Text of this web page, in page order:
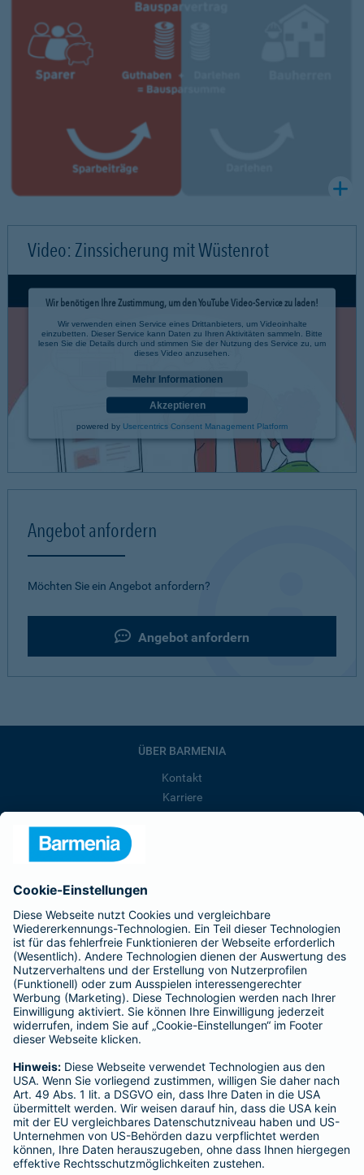
Video: Zinssicherung mit Wüstenrot
Wir benötigen Ihre Zustimmung, um den YouTube Video-Service zu laden!
Wir verwenden einen Service eines Drittanbieters, um Videoinhalte
einzubetten. Dieser Service kann Daten zu Ihren Aktivitäten sammeln. Bitte
lesen Sie die Details durch und stimmen Sie der Nutzung des Service zu, um
dieses Video anzusehen.
Mehr Informationen
Akzeptieren
powered by Usercentrics Consent Management Platform
Angebot anfordern
Möchten Sie ein Angebot anfordern?
Angebot anfordern
ÜBER BARMENIA
Kontakt
Karriere
Presse
Barmenia ist Teil der BarmeniaGothaer
BELIEBTE SEITEN
Kranken-Zusatzversicherung
Tierversicherungen
Haftpflichtversicherung
Hausratversicherung
Adresse ändern
Schaden melden
Kilometerstandsmeldung
Serviceübersicht